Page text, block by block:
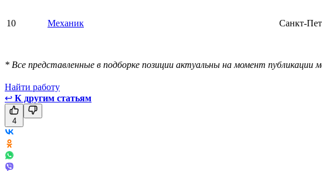
10 Механик Санкт-
* Все представленные в подборке позиции актуальны на момент публикации
Найти работу
↩ К другим статьям
4